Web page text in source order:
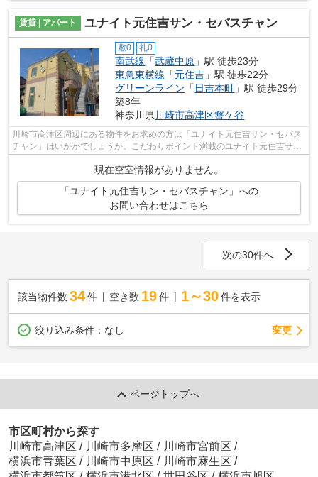
賃貸 | アパート ユナイト元住吉サン・セバスチャン
敷0 礼0
南武線 「武蔵中原 」駅 徒歩23分
東急東横線 「元住吉 」駅 徒歩22分
グリーンライン 「 日吉本町 」駅 徒歩29分
築8年
神奈川県川崎市高津区蟹ケ谷
川崎市高津区周辺にある物件をお求めの方は「ユナイト元住吉サン・セバス
チャン」はいかがでしょうか。こだわりポイント満載のユナイト元住吉サ
現在空室情報がありません。
「ユナイト元住吉サン・セバスチャン」への
お問い合わせはこちら
次の30件へ
該当物件数 34件 空き数 19 件 1～30 件を表示
絞り込み条件： なし 変更
ページトップへ
市区町村から探す
川崎市高津区 / 川崎市多摩区 / 川崎市宮前区 /
横浜市青葉区 / 川崎市中原区 / 川崎市麻生区 /